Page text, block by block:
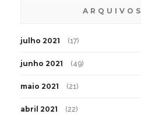
ARQUIVOS
julho 2021 (17)
junho 2021 (49)
maio 2021 (21)
abril 2021 (22)